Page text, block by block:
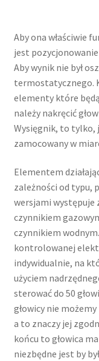
Aby ona właściwie
jest
Aby wynik nie był
termostatycznego.
elementy które
należy nakręcić
Wysięgnik, to tylko,
zamocowany w
Elementem
zależności od typu,
wersjami występuje
czynnikiem
czynnikiem
kontrolowanej
indywidualnie, na
użyciem
sterować do 50
głowicy nie
a to znaczy jej
końcu to głowica
niezbędne jest by